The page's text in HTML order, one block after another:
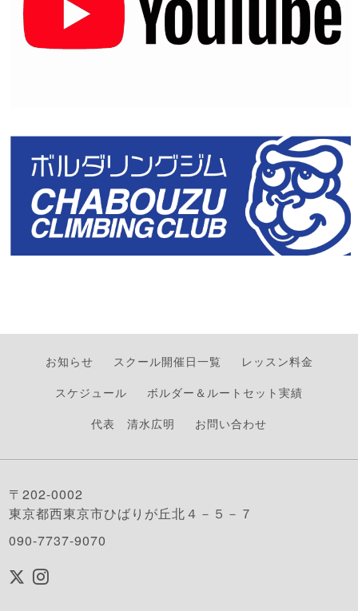
お知らせ スクール開催日一覧
レッスン料金
スケジュール
ボルダー＆ルートセット実績
代表 清水広明
お問い合わせ
〒202-0002
東京都西東京市ひばりが丘北４－５－７
090-7737-9070